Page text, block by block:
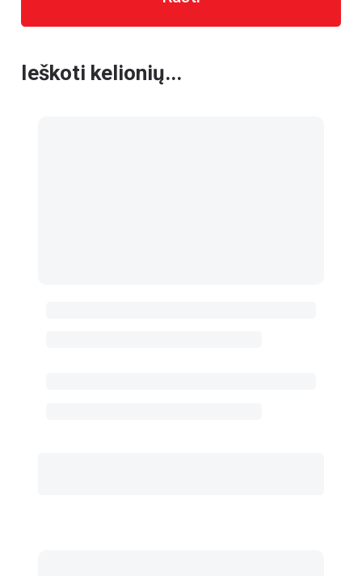
Ieškoti kelionių...